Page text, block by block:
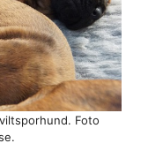
Foto